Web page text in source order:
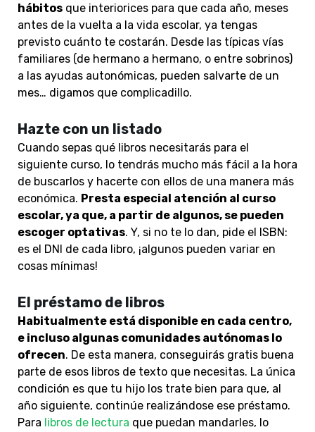
hábitos que interiorices para que cada año, meses
antes de la vuelta a la vida escolar, ya tengas
previsto cuánto te costarán. Desde las típicas vías
familiares (de hermano a hermano, o entre sobrinos)
a las ayudas autonómicas, pueden salvarte de un
mes… digamos que complicadillo.
Hazte con un listado
Cuando sepas qué libros necesitarás para el
siguiente curso, lo tendrás mucho más fácil a la hora
de buscarlos y hacerte con ellos de una manera más
económica. Presta especial atención al curso
escolar, ya que, a partir de algunos, se pueden
escoger optativas. Y, si no te lo dan, pide el ISBN:
es el DNI de cada libro, ¡algunos pueden variar en
cosas mínimas!
El préstamo de libros
Habitualmente está disponible en cada centro,
e incluso algunas comunidades autónomas lo
ofrecen. De esta manera, conseguirás gratis buena
parte de esos libros de texto que necesitas. La única
condición es que tu hijo los trate bien para que, al
año siguiente, continúe realizándose ese préstamo.
Para libros de lectura que puedan mandarles, lo